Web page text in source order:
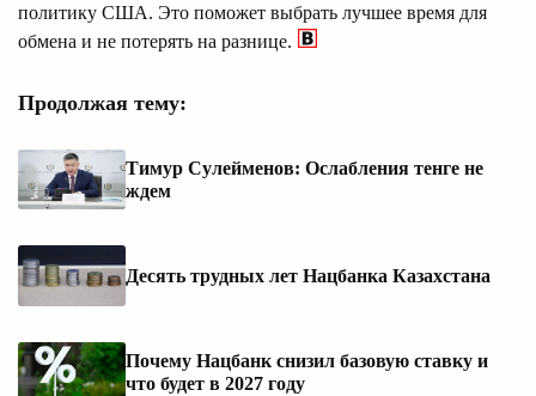
политику США. Это поможет выбрать лучшее время для
обмена и не потерять на разнице.
Продолжая тему:
Тимур Сулейменов: Ослабления тенге не
ждем
Десять трудных лет Нацбанка Казахстана
Почему Нацбанк снизил базовую ставку и
что будет в 2027 году